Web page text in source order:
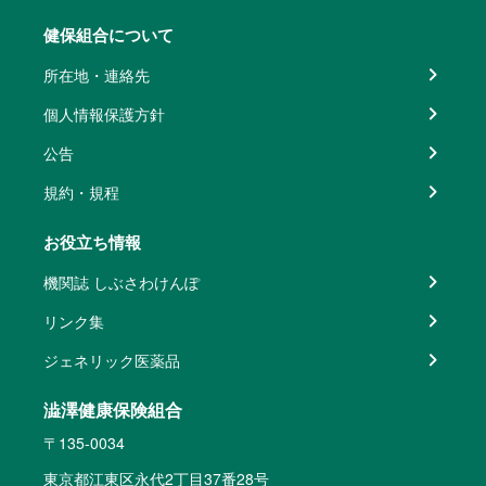
健保組合について
所在地・連絡先
個人情報保護方針
公告
規約・規程
お役立ち情報
機関誌 しぶさわけんぽ
リンク集
ジェネリック医薬品
澁澤健康保険組合
〒135-0034
東京都江東区永代2丁目37番28号